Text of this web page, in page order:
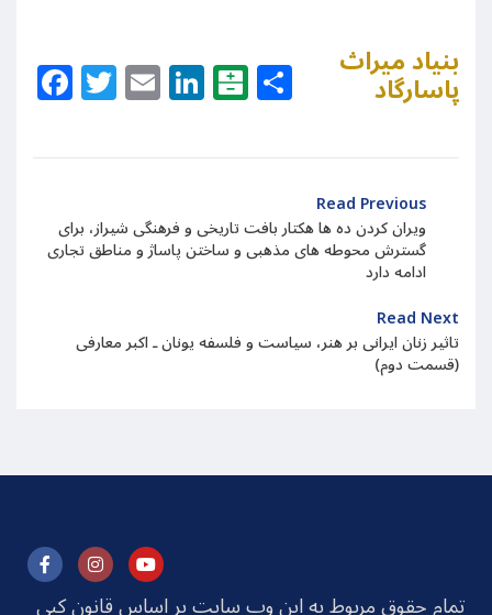
Facebook
Twitter
EmailLinkedIn
Balatarin
Share
بنیاد میراث
پاسارگاد
Read Previous
ویران کردن ده ها هکتار بافت تاریخی و فرهنگی شیراز، برای
گسترش محوطه های مذهبی و ساختن پاساژ و مناطق تجاری
ادامه دارد
Read Next
تاثیر زنان ایرانی بر هنر، سیاست و فلسفه یونان ـ اکبر معارفی
(قسمت دوم)
تمام حقوق مربوط به این وب سایت بر اساس قانون کپی